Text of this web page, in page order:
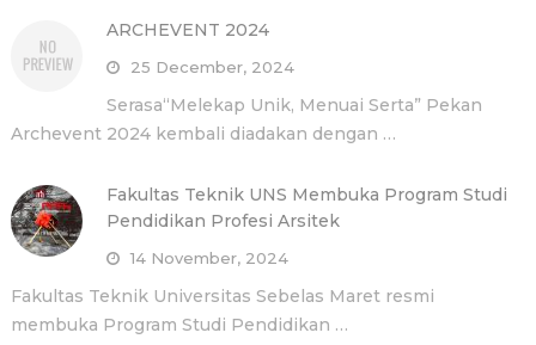
ARCHEVENT 2024
25 December, 2024
Serasa“Melekap Unik, Menuai Serta” Pekan
Archevent 2024 kembali diadakan dengan …
Fakultas Teknik UNS Membuka Program Studi
Pendidikan Profesi Arsitek
14 November, 2024
Fakultas Teknik Universitas Sebelas Maret resmi
membuka Program Studi Pendidikan …